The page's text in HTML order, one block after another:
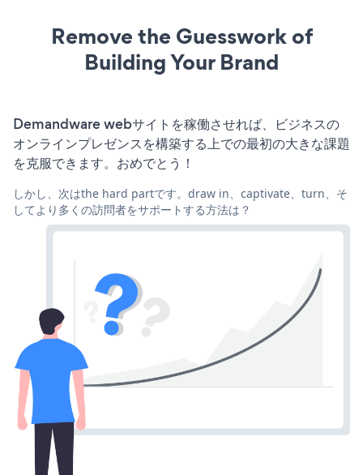
Remove the Guesswork of
Building Your Brand
Demandware webサイトを稼働させれば、ビジネスの
オンラインプレゼンスを構築する上での最初の大きな課題
を克服できます。おめでとう！
しかし、次はthe hard partです。draw in、captivate、turn、そ
してより多くの訪問者をサポートする方法は？